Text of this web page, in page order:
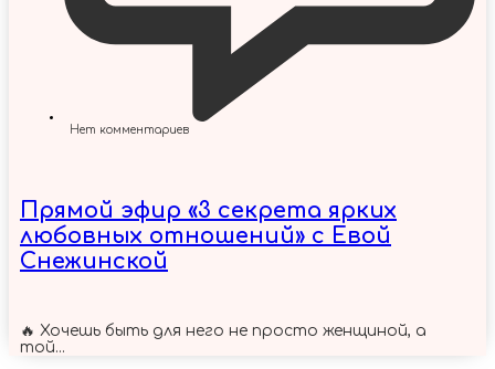
Нет комментариев
Прямой эфир «3 секрета ярких
любовных отношений» с Евой
Снежинской
🔥 Хочешь быть для него не просто женщиной, а
той...